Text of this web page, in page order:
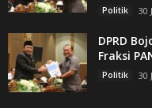
Politik 30
DPRD
Fraksi
Politik 30